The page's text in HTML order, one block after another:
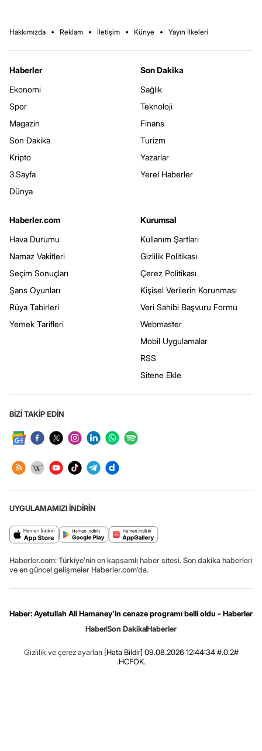
Hakkımızda Reklam İletişim Künye Yayın İlkeleri
Haberler
Ekonomi
Spor
Magazin
Son Dakika
Kripto
3.Sayfa
Dünya
Son Dakika
Sağlık
Teknoloji
Finans
Turizm
Yazarlar
Yerel Haberler
Haberler.com
Hava Durumu
Namaz Vakitleri
Seçim Sonuçları
Şans Oyunları
Rüya Tabirleri
Yemek Tarifleri
Kurumsal
Kullanım Şartları
Gizlilik Politikası
Çerez Politikası
Kişisel Verilerin Korunması
Veri Sahibi Başvuru Formu
Webmaster
Mobil Uygulamalar
RSS
Sitene Ekle
BİZİ TAKİP EDİN
UYGULAMAMIZI İNDİRİN
Haberler.com: Türkiye’nin en kapsamlı haber sitesi. Son dakika haberleri
ve en güncel gelişmeler Haberler.com’da.
Haber: Ayetullah Ali Hamaney'in cenaze programı belli oldu - Haberler
HaberSon DakikaHaberler
Gizlilik ve çerez ayarları [Hata Bildir] 09.08.2026 12:44:34 #.0.2#
.HCFOK.